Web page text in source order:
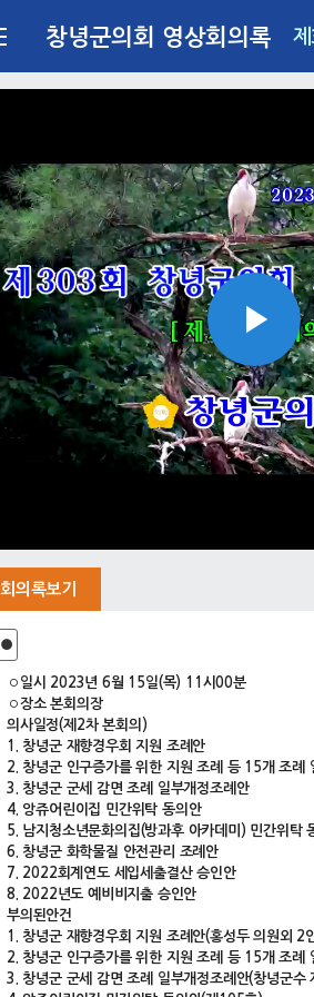
창녕군의회 영상회의록
회의록보기
●
◦일시 2023년 6월 15일(목) 11시00분
◦장소 본회의장
의사일정(제2차 본회의)
1. 창녕군 재향경우회 지원 조례안
2. 창녕군 인구증가를 위한 지원 조례 등 15개 조례
3. 창녕군 군세 감면 조례 일부개정조례안
4. 앙쥬어린이집 민간위탁 동의안
5. 남지청소년문화의집(방과후 아카데미) 민간위탁
6. 창녕군 화학물질 안전관리 조례안
7. 2022회계연도 세입세출결산 승인안
8. 2022년도 예비비지출 승인안
부의된안건
1. 창녕군 재향경우회 지원 조례안(홍성두 의원외 2
2. 창녕군 인구증가를 위한 지원 조례 등 15개 조례
3. 창녕군 군세 감면 조례 일부개정조례안(창녕군수